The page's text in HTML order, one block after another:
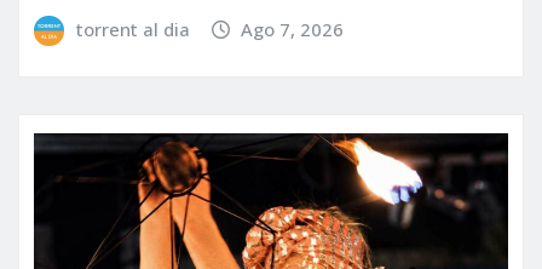
torrent al dia Ago 7, 2026